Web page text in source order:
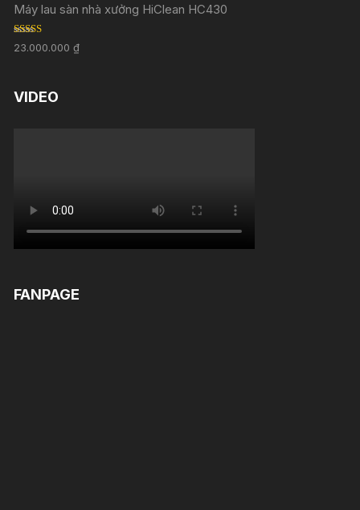
Máy lau sàn nhà xưởng HiClean HC430
Rated5.00
out of 5
23.000.000₫
VIDEO
FANPAGE